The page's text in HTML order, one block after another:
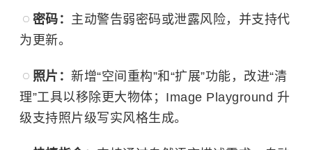
密码： 主动警告弱密码或泄露风险，并支持代
为更新。
照片： 新增“空间重构”和“扩展”功能，改进“清
理”工具以移除更大物体；Image Playground 升
级支持照片级写实风格生成。